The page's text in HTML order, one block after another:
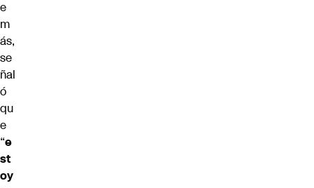
e
m
ás,
se
ñal
ó
qu
e
“e
st
oy